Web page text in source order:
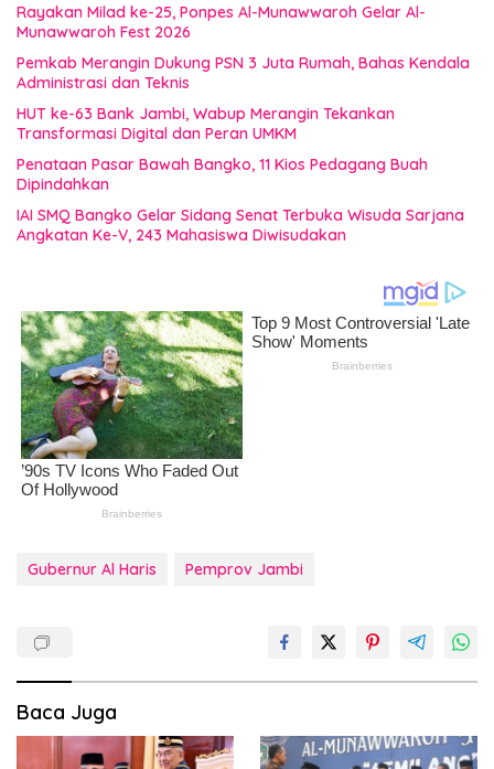
Rayakan Milad ke-25, Ponpes Al-Munawwaroh Gelar Al-
Munawwaroh Fest 2026
Pemkab Merangin Dukung PSN 3 Juta Rumah, Bahas Kendala
Administrasi dan Teknis
HUT ke-63 Bank Jambi, Wabup Merangin Tekankan
Transformasi Digital dan Peran UMKM
Penataan Pasar Bawah Bangko, 11 Kios Pedagang Buah
Dipindahkan
IAI SMQ Bangko Gelar Sidang Senat Terbuka Wisuda Sarjana
Angkatan Ke-V, 243 Mahasiswa Diwisudakan
Gubernur Al Haris Pemprov Jambi
Baca Juga